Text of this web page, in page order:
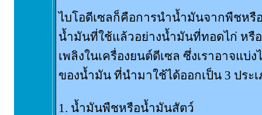
ไบโอดีเซลก็คือการนำน้ำมันจากพืชห
น้ำมันที่ใช้แล้วอย่างน้ำมันที่ทอดไก่ หรื
เพลิงในเครื่องยนต์ดีเซล ซึ่งเราอาจแบ่
ของน้ำมัน ที่นำมาใช้ได้ออกเป็น 3 ประ
1. น้ำมันพืชหรือน้ำมันสัตว์